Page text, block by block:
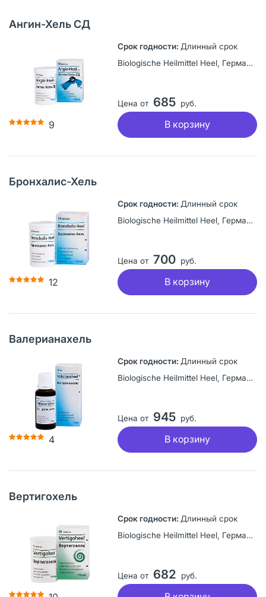
Ангин-Хель СД
9
Длинный срок
Biologische Heilmittel Heel, Германия
Цена от 685 руб.
В корзину
Бронхалис-Хель
12
Длинный срок
Biologische Heilmittel Heel, Германия
Цена от 700 руб.
В корзину
Валерианахель
4
Длинный срок
Biologische Heilmittel Heel, Германия
Цена от 945 руб.
В корзину
Вертигохель
Длинный срок
Biologische Heilmittel Heel, Германия
Цена от 682 руб.